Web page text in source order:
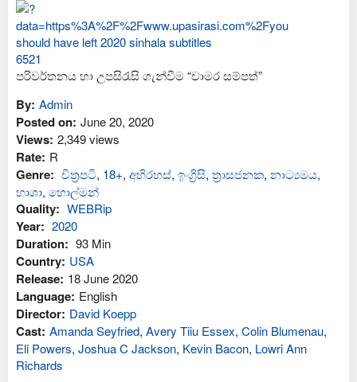
පරිවර්තනය හා උපසිරැසි ගැන්වීම “චාමර සම්පත්”
By: Admin
Posted on: June 20, 2020
Views: 2,349 views
Rate: R
Genre: චිත්‍රපටි, 18+, අභිරහස්, ඉංග්‍රිසි, ත්‍රාසජනක, නාට්‍යමය,
භාශා, හොල්මන්
Quality: WEBRip
Year: 2020
Duration: 93 Min
Country: USA
Release: 18 June 2020
Language: English
Director: David Koepp
Cast: Amanda Seyfried, Avery Tiiu Essex, Colin Blumenau,
Eli Powers, Joshua C Jackson, Kevin Bacon, Lowri Ann
Richards